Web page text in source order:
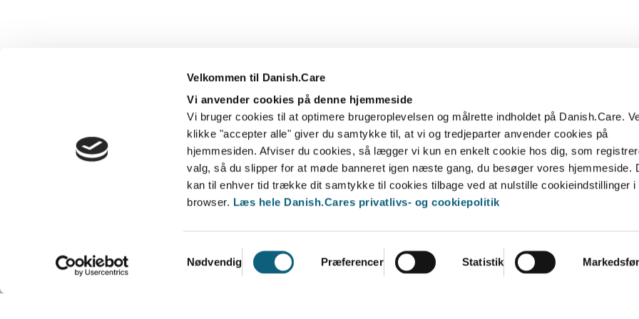
Velkommen til Danish.Care
Vi anvender cookies på denne hjemmeside
Vi bruger cookies til at optimere brugeroplevelsen og målrette indholdet på Danish.Care.
klikke "accepter alle" giver du samtykke til, at vi og tredjeparter anvender cookies på
hjemmesiden. Afviser du cookies, så lægger vi kun en enkelt cookie hos dig, som
valg, så du slipper for at møde banneret igen næste gang, du besøger vores hjemmeside.
kan til enhver tid trække dit samtykke til cookies tilbage ved at nulstille cookieindstillinger i
browser. Læs hele Danish.Cares privatlivs- og cookiepolitik
Samtykkevalg
Nødvendig
Præferencer Statistik
CVR: 2869 3222
DI Service
Bestyrelse
Sekretariat
Persondatapolitik
Forskerparken